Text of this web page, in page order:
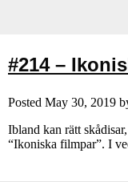
#214 –
Posted May 30, 2019
Ibland kan rätt
“Ikoniska filmpar”. I